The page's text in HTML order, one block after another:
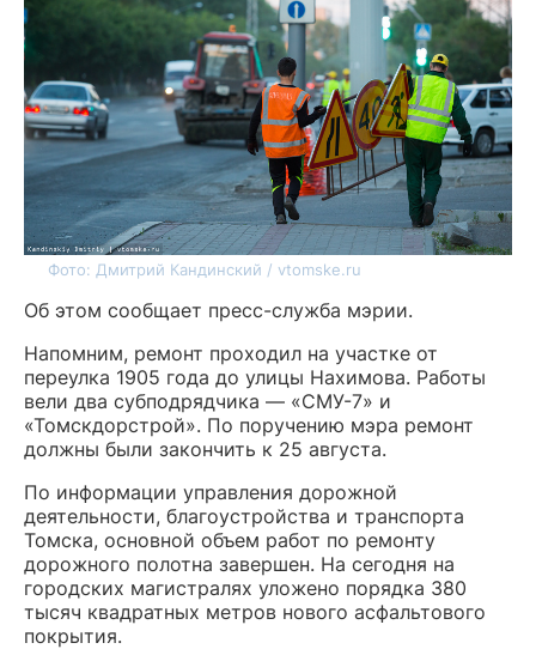
Фото: Дмитрий Кандинский / vtomske.ru
Об этом сообщает пресс-служба мэрии.
Напомним, ремонт проходил на участке от
переулка 1905 года до улицы Нахимова. Работы
вели два субподрядчика — «СМУ-7» и
«Томскдорстрой». По поручению мэра ремонт
должны были закончить к 25 августа.
По информации управления дорожной
деятельности, благоустройства и транспорта
Томска, основной объем работ по ремонту
дорожного полотна завершен. На сегодня на
городских магистралях уложено порядка 380
тысяч квадратных метров нового асфальтового
покрытия.